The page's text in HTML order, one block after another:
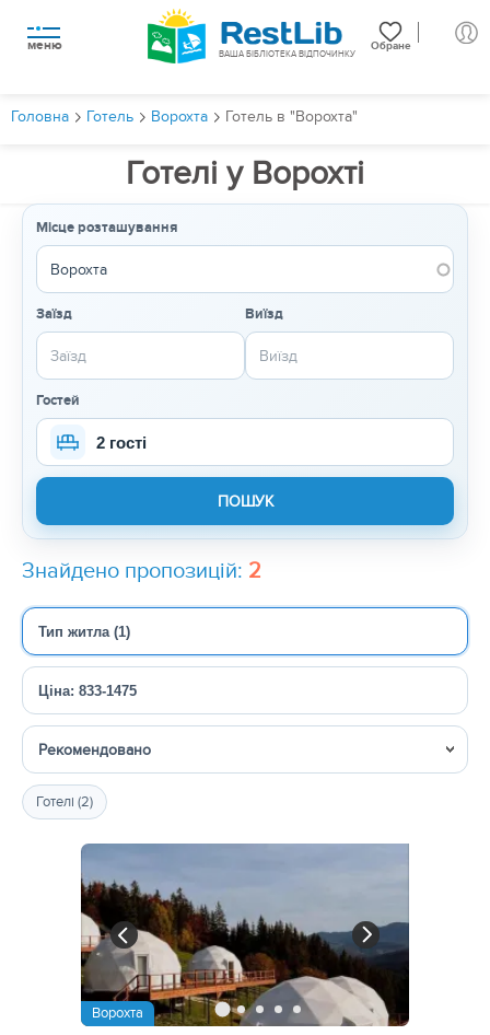
меню Обране
ВАША БІБЛІОТЕКА ВІДПОЧИНКУ
Головна Готель Ворохта Готель в "Ворохта"
Готелі у Ворохті
Місце розташування
Заїзд Виїзд
Гостей
2 гості
Знайдено пропозицій: 2
Тип житла (1)
Ціна: 833-1475
Сортувати
Готелі (2)
Ворохта